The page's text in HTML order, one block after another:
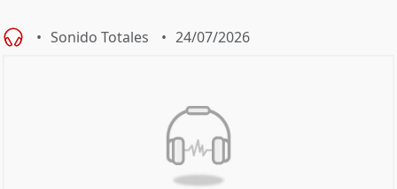
Sonido Totales 24/07/2026